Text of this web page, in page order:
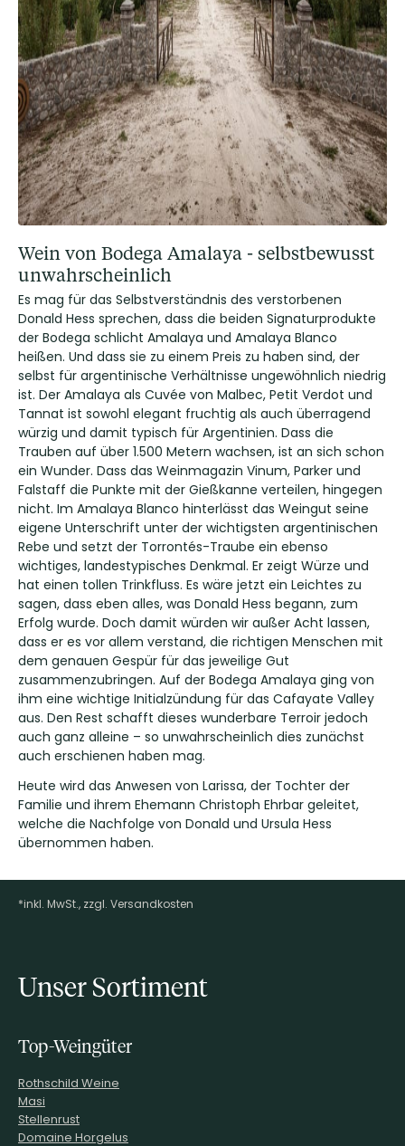
Wein von Bodega Amalaya - selbstbewusst
unwahrscheinlich
Es mag für das Selbstverständnis des verstorbenen
Donald Hess sprechen, dass die beiden Signaturprodukte
der Bodega schlicht Amalaya und Amalaya Blanco
heißen. Und dass sie zu einem Preis zu haben sind, der
selbst für argentinische Verhältnisse ungewöhnlich niedrig
ist. Der Amalaya als Cuvée von Malbec, Petit Verdot und
Tannat ist sowohl elegant fruchtig als auch überragend
würzig und damit typisch für Argentinien. Dass die
Trauben auf über 1.500 Metern wachsen, ist an sich schon
ein Wunder. Dass das Weinmagazin Vinum, Parker und
Falstaff die Punkte mit der Gießkanne verteilen, hingegen
nicht. Im Amalaya Blanco hinterlässt das Weingut seine
eigene Unterschrift unter der wichtigsten argentinischen
Rebe und setzt der Torrontés-Traube ein ebenso
wichtiges, landestypisches Denkmal. Er zeigt Würze und
hat einen tollen Trinkfluss. Es wäre jetzt ein Leichtes zu
sagen, dass eben alles, was Donald Hess begann, zum
Erfolg wurde. Doch damit würden wir außer Acht lassen,
dass er es vor allem verstand, die richtigen Menschen mit
dem genauen Gespür für das jeweilige Gut
zusammenzubringen. Auf der Bodega Amalaya ging von
ihm eine wichtige Initialzündung für das Cafayate Valley
aus. Den Rest schafft dieses wunderbare Terroir jedoch
auch ganz alleine – so unwahrscheinlich dies zunächst
auch erschienen haben mag.
Heute wird das Anwesen von Larissa, der Tochter der
Familie und ihrem Ehemann Christoph Ehrbar geleitet,
welche die Nachfolge von Donald und Ursula Hess
übernommen haben.
Footer-Menü
*inkl. MwSt., zzgl. Versandkosten
Unser Sortiment
Top-Weingüter
Rothschild Weine
Masi
Stellenrust
Domaine Horgelus